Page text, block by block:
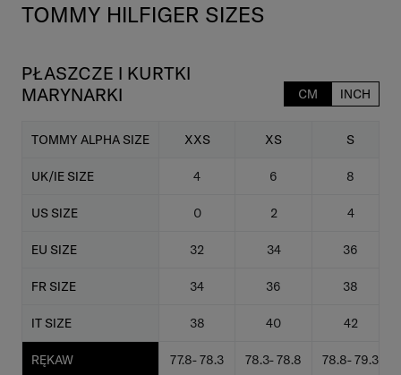
TOMMY HILFIGER SIZES
PŁASZCZE I KURTKI
MARYNARKI
CM INCH
TOMMY ALPHA SIZE XXS XS S
UK/IE SIZE 4 6 8
US SIZE 0 2 4
EU SIZE 32 34 36
FR SIZE 34 36 38
IT SIZE 38 40 42
RĘKAW 77.8- 78.3 78.3- 78.8 78.8- 79.3